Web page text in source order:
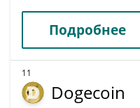
Подробнее
11
Dogecoin